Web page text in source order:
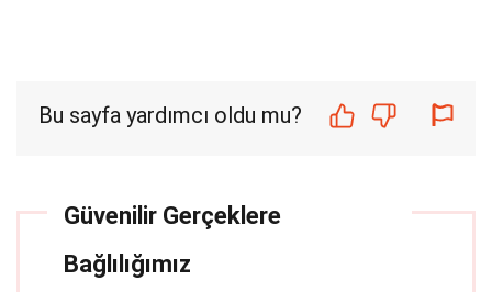
Bu sayfa yardımcı oldu mu?
Güvenilir Gerçeklere
Bağlılığımız